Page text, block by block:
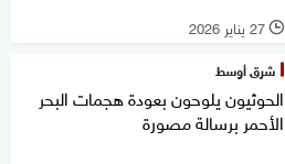
l 27 يناير 2026
شرق أوسط
الحوثيون يلوحون بعودة هجمات البحر
الأحمر برسالة مصورة